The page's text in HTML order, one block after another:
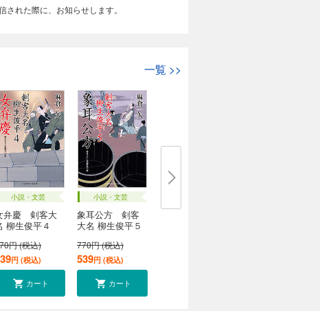
れた際に、お知らせします。
一覧 >>
小説・文芸
弁慶 剣客大
柳生俊平４
円 (税込)
円 (税込)
カート
小説・文芸
象耳公方 剣客
大名 柳生俊平５
770円 (税込)
539円 (税込)
カート